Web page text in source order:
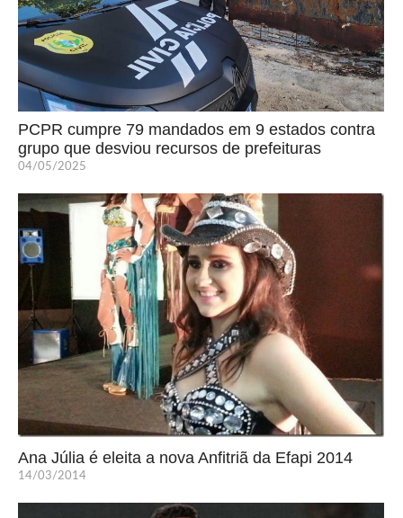
PCPR cumpre 79 mandados em 9 estados contra
grupo que desviou recursos de prefeituras
04/05/2025
Ana Júlia é eleita a nova Anfitriã da Efapi 2014
14/03/2014